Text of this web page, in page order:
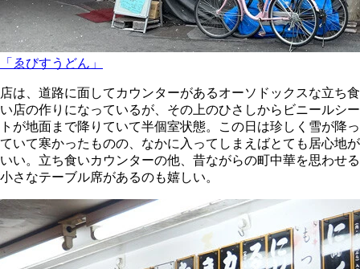
「ゑびすうどん」
店は、道路に面してカウンターがあるオーソドックスな立ち食
い店の作りになっているが、その上のひさしからビニールシー
トが地面まで降りていて半個室状態。この日は珍しく雪が降っ
ていて寒かったものの、なかに入ってしまえばとても居心地が
いい。立ち食いカウンターの他、昔ながらの町中華を思わせる
小さなテーブル席があるのも嬉しい。